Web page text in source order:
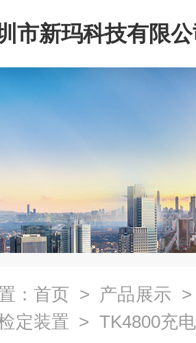
市新玛科技有限
： 首页 > 产品展示
定装置 > TK4800充